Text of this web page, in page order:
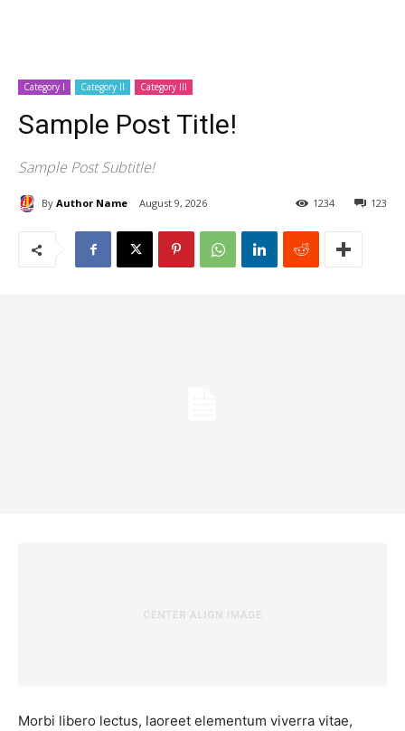
Category I Category II Category III
Sample Post Title!
Sample Post Subtitle!
By Author Name August 9, 2026 123
1234
Morbi libero lectus, laoreet elementum viverra vitae,